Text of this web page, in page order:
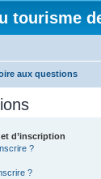
tourisme
aux questions
d’inscription
?
?